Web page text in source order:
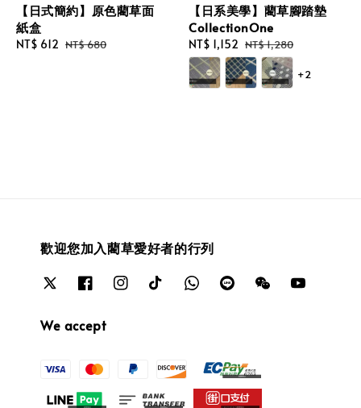
【日式簡約】原色藺草面
紙盒
Sale
NT$ 612 Regular
NT$ 680
【日系美學】藺草腳踏墊
CollectionOne
Sale
price
NT$ 1,152 Regular
price
NT$ 1,280
+2
歡迎您加入藺草愛好者的行列
We accept